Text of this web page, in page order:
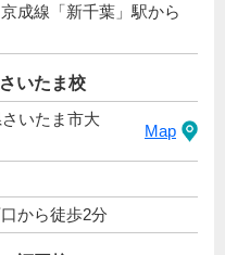
成線「新千葉」駅から
いたま校
いたま市大
Map
から徒歩2分